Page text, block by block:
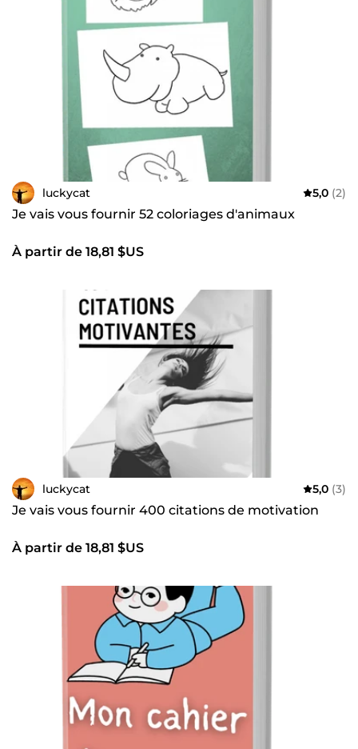
luckycat 5,0 (2)
Je vais vous fournir 52 coloriages d'animaux
À partir de 18,81 $US
luckycat 5,0 (3)
Je vais vous fournir 400 citations de motivation
À partir de 18,81 $US